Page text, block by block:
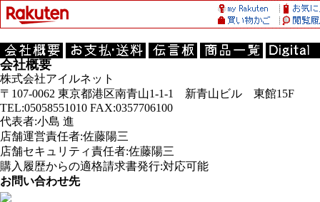
会社概要
株式会社アイルネット
〒107-0062 東京都港区南青山1-1-1 新青山ビル 東館15F
TEL:05058551010 FAX:0357706100
代表者:小島 進
店舗運営責任者:佐藤陽三
店舗セキュリティ責任者:佐藤陽三
購入履歴からの適格請求書発行:対応可能
お問い合わせ先